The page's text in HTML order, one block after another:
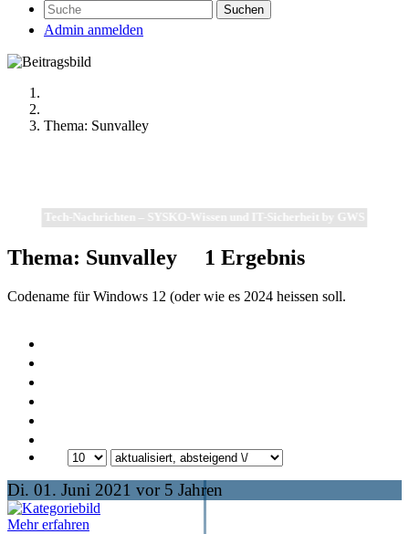
Suchen
Admin anmelden
Thema: Sunvalley
Tech-Nachrichten – SYSKO-Wissen und IT-Sicherheit by GWS
Thema: Sunvalley 1 Ergebnis
Codename für Windows 12 (oder wie es 2024 heissen soll.
Di. 01. Juni 2021 vor 5 Jahren
Mehr erfahren